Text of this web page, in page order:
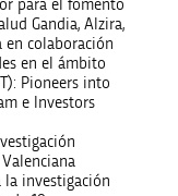
para el fomento
Gandia, Alzira,
en colaboración
en el ámbito
Pioneers into
e Investors
la investigación